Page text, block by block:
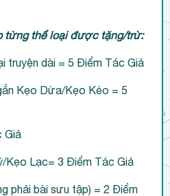
từng thể loại được tặng/trừ:
truyện dài = 5 Điểm Tác Giả
Kẹo Dừa/Kẹo Kéo = 5
Giả
Kẹo Lạc= 3 Điểm Tác Giả
phải bài sưu tập) = 2 Điểm